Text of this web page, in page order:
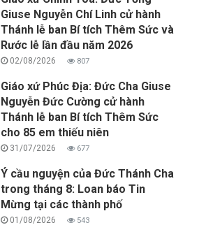
Giuse Nguyễn Chí Linh cử hành
Thánh lễ ban Bí tích Thêm Sức và
Rước lễ lần đầu năm 2026
02/08/2026 807
Giáo xứ Phúc Địa: Đức Cha Giuse
Nguyễn Đức Cường cử hành
Thánh lễ ban Bí tích Thêm Sức
cho 85 em thiếu niên
31/07/2026 677
Ý cầu nguyện của Đức Thánh Cha
trong tháng 8: Loan báo Tin
Mừng tại các thành phố
01/08/2026 543